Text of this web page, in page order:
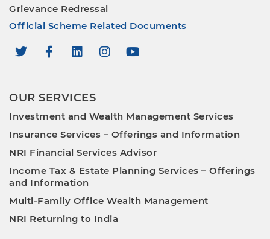
Grievance Redressal
Official Scheme Related Documents
OUR SERVICES
Investment and Wealth Management Services
Insurance Services – Offerings and Information
NRI Financial Services Advisor
Income Tax & Estate Planning Services – Offerings
and Information
Multi-Family Office Wealth Management
NRI Returning to India